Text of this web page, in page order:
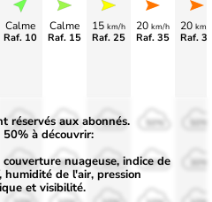
Calme
Raf. 10
Calme
Raf. 15
15 km/h
Raf. 25
20 km/h
Raf. 35
20 km/
Raf.
50%
30%
50%
30%
50%
30%
50%
30%
réservés aux abonnés.
à découvrir:
nuageuse, indice de
humidité de l'air, pression
et visibilité.